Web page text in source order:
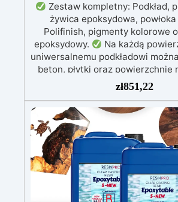
Zestaw kompletny: Podkład,
żywica epoksydowa,
Polifinish, pigmenty kolorowe
epoksydowy.
Na każdą
uniwersalnemu podkładowi
beton, płytki oraz powierzchnie
Łatwa
kompletny przewodnik wideo – 3
od przygotowania powierzchni
odporne na zarysowania
profesjonalny: System
odporny na promieniowanie
wykończeniem błyszczącym lub
Możliwość personalizacji:
zestawach od 2 m² do 100 m², z
pigmentów do
zł851,22